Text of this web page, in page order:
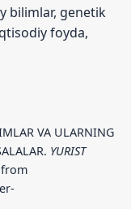
bilimlar, genetik
foyda,
VA ULARNING
YURIST
from